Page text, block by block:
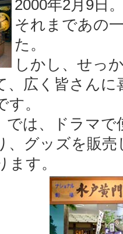
2000年2月9日
それまであの
た。
しかし、せっ
、広く皆さん
。
では、ドラマ
、グッズを販
す。